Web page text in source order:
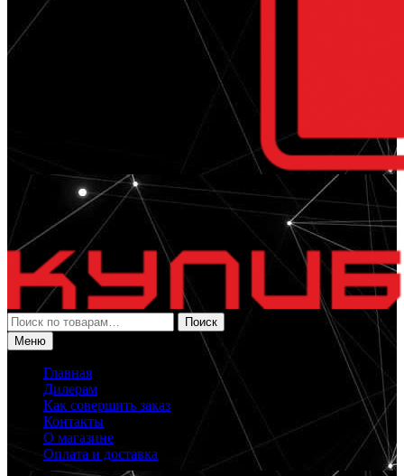
Искать:
Поиск
Меню
Главная
Дилерам
Как совершить заказ
Контакты
О магазине
Оплата и доставка